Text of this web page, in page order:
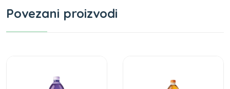
Povezani proizvodi